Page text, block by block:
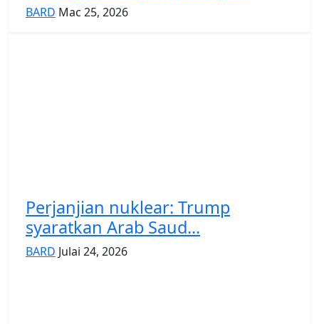
BARD Mac 25, 2026
Perjanjian nuklear: Trump
syaratkan Arab Saud...
BARD Julai 24, 2026